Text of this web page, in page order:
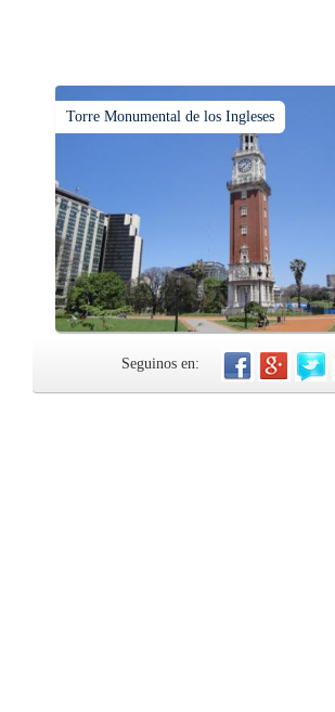
Torre Monumental de los Ingleses
Seguinos en: